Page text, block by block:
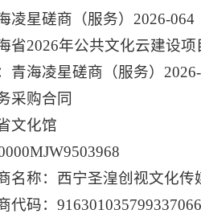
凌星磋商（服务）2026-064
省2026年公共文化云建设
青海凌星磋商（服务）
采购合同
文化馆
名称：西宁圣湟创视文化传
代码：916301035799337066